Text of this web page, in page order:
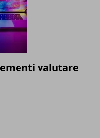
valutare